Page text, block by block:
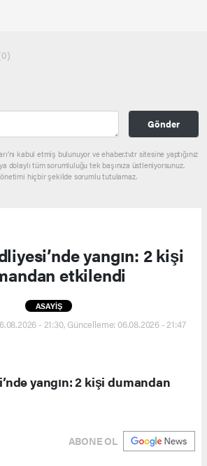
Gönder
kabul etmiş bulunuyor ve ehaber.tv.tr sitesine yaptığınız
dolaylı tüm sorumluluğu tek başınıza üstleniyorsunuz.
hiçbir şekilde sorumlu tutulamaz.
yangın: 2 kişi
etkilendi
ASAYİŞ
- 21:30, Güncelleme: 06.08.2026 - 21:47
yangın: 2 kişi dumandan
ABONE OL